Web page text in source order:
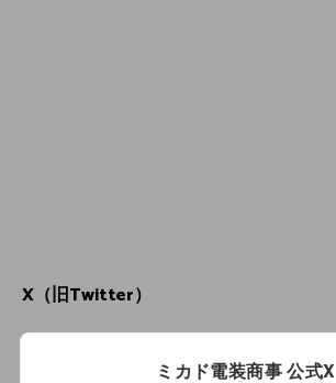
X（旧Twitter）
ミカド電装商事 公式X